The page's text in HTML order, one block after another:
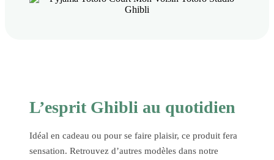
L’esprit Ghibli au quotidien
Idéal en cadeau ou pour se faire plaisir, ce produit fera
sensation. Retrouvez d’autres modèles dans notre